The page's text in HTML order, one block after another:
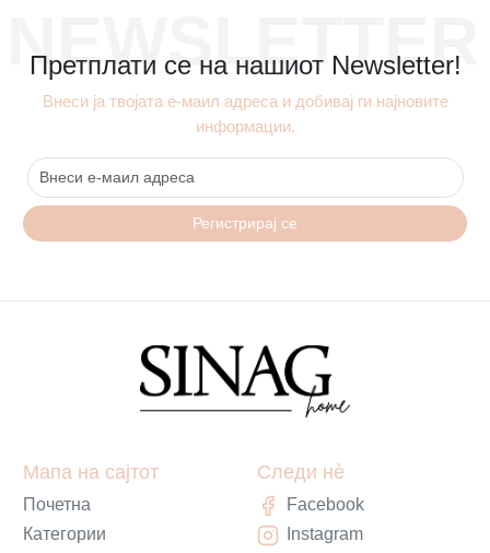
NEWSLETTER
Претплати се на нашиот Newsletter!
Внеси ја твојата е-маил адреса и добивај ги најновите
информации.
Регистрирај се
Мапа на сајтот
Почетна
Категории
Следи нè
Facebook
Instagram